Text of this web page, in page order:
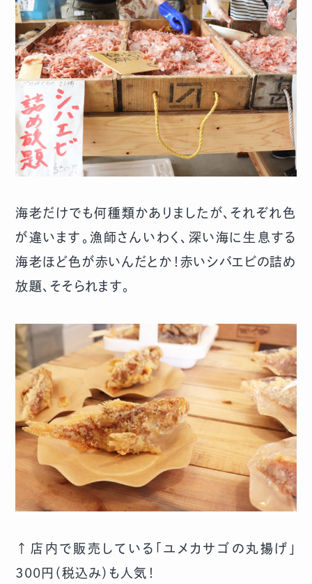
海老だけでも何種類かありましたが、それぞれ色
が違います。漁師さんいわく、深い海に生息する
海老ほど色が赤いんだとか！赤いシバエビの詰め
放題、そそられます。
↑店内で販売している「ユメカサゴの丸揚げ」
300円（税込み）も人気！